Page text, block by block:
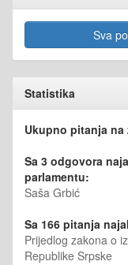
Sva
Statistika
Ukupno pitanja na
Sa 3 odgovora
parlamentu:
Saša Grbić
Sa 166 pitanja
Prijedlog zakona o
Republike Srpske